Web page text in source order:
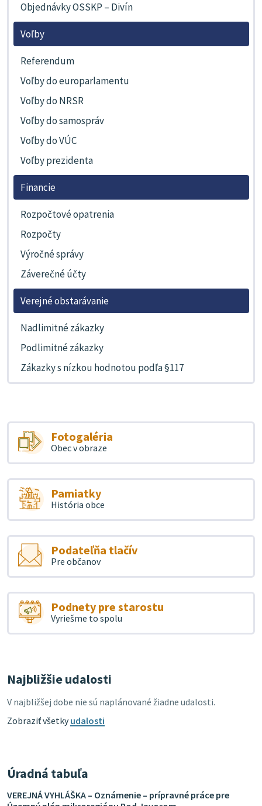
Objednávky OSSKP – Divín
Voľby
Referendum
Voľby do europarlamentu
Voľby do NRSR
Voľby do samospráv
Voľby do VÚC
Voľby prezidenta
Financie
Rozpočtové opatrenia
Rozpočty
Výročné správy
Záverečné účty
Verejné obstarávanie
Nadlimitné zákazky
Podlimitné zákazky
Zákazky s nízkou hodnotou podľa §117
Fotogaléria
Obec v obraze
Pamiatky
História obce
Podateľňa tlačív
Pre občanov
Podnety pre starostu
Vyriešme to spolu
Najbližšie udalosti
V najbližšej dobe nie sú naplánované žiadne udalosti.
Zobraziť všetkyudalosti
Úradná tabuľa
VEREJNÁ VYHLÁŠKA – Oznámenie – prípravné práce pre